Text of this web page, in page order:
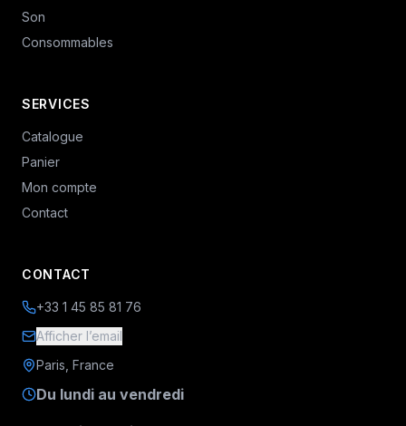
Son
Consommables
SERVICES
Catalogue
Panier
Mon compte
Contact
CONTACT
+33 1 45 85 81 76
Afficher l’email
Paris, France
Du lundi au vendredi